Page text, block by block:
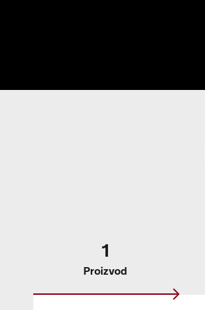
1
Proizvod